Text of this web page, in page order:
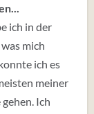
ich in der
mich
ich es
meiner
Ich